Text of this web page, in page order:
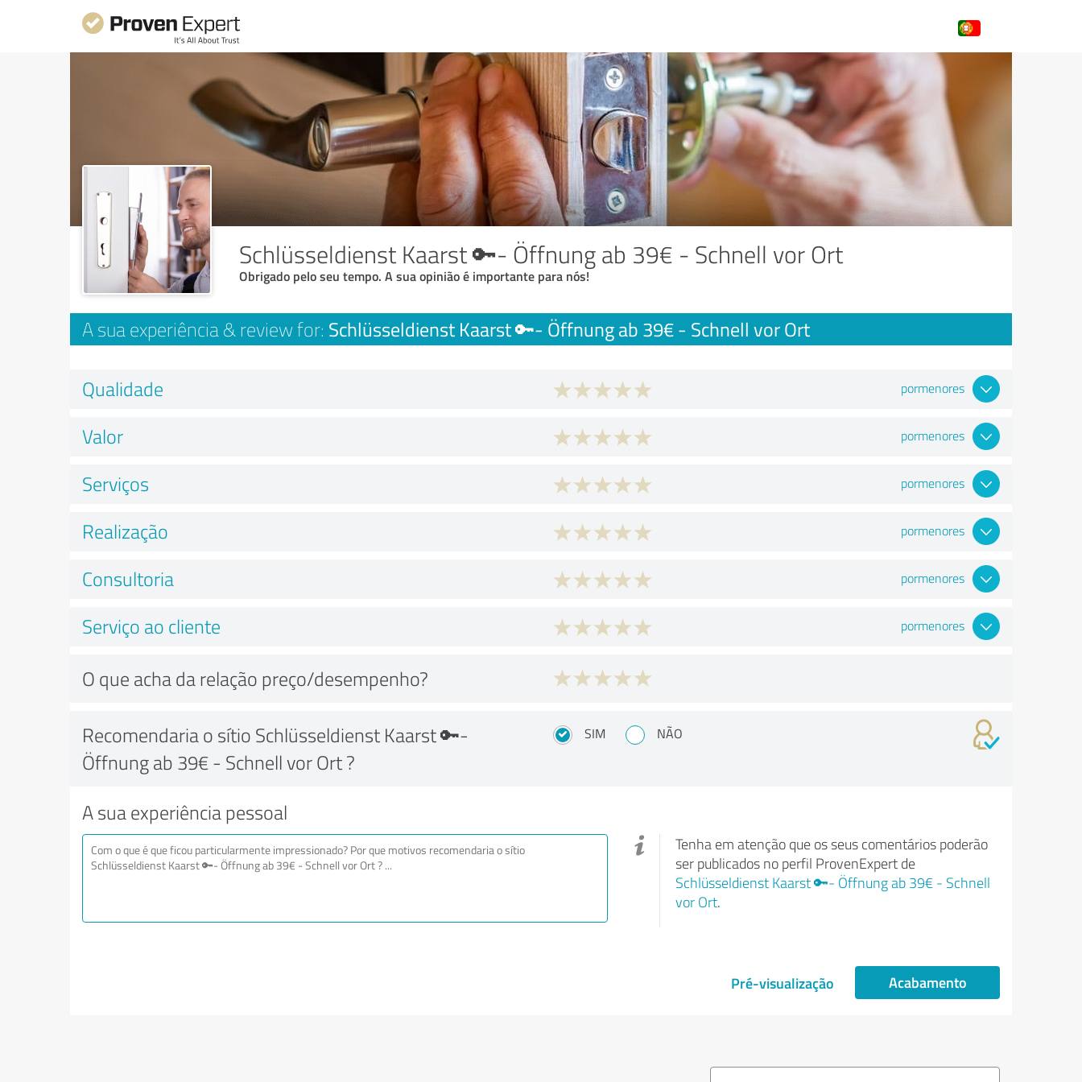
Schlüsseldienst Kaarst 🔑- Öffnung ab 39€ - Schnell vor Ort
Obrigado pelo seu tempo. A sua opinião é importante para nós!
A sua experiência & review for: Schlüsseldienst Kaarst 🔑- Öffnung ab 39€ - Schnell vor Ort
Qualidade pormenores
Valor pormenores
Serviços pormenores
Realização pormenores
Consultoria pormenores
Serviço ao cliente pormenores
O que acha da relação preço/desempenho?
Recomendaria o sítio Schlüsseldienst Kaarst 🔑-
Öffnung ab 39€ - Schnell vor Ort ?
SIM NÃO
A sua experiência pessoal
Tenha em atenção que os seus comentários poderão
ser publicados no perfil ProvenExpert de
Schlüsseldienst Kaarst 🔑- Öffnung ab 39€ - Schnell
vor Ort.
Pré-visualização Acabamento